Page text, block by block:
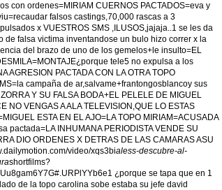
con ordenes=MIRIAM CUERNOS PACTADOS=eva y
falsos castings,70,000 rascas a 3
x VUESTROS SMS ,ILUSOS,jajaja..1 se les da
de falsa victima inventandose un bulo hizo correr x la
del brazo de uno de los gemelos+le insulto=EL
tele5 no expulsa a los
AGRESION PACTADA CON LA OTRA TOPO
campaña de ar,salvame+frantongosblancoy sus
Y SU FALSA BODA+EL PELELE DE MIGUEL
NO VENGAS A ALA TELEVISION,QUE LO ESTAS
ESTA EN EL AJO=LA TOPO MIRIAM=ACUSADA
pactada=LA INHUMANA PERIODISTA VENDE SU
DIO ORDENES X DETRAS DE LAS CAMARAS ASU
video/xqs3bialess-descubre-al-
shortfilms?
¿porque se tapa que en 1
de la topo carolina sobe estaba su jefe david